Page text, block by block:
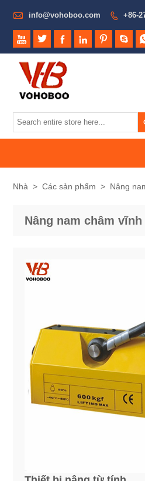
 info@vohoboo.com  +86-
     
Nhà > Các sản phẩm > Nâng
Nâng nam châm